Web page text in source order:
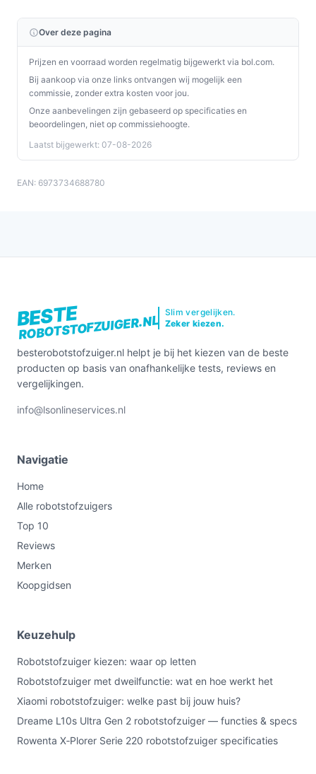
Over deze pagina
Prijzen en voorraad worden regelmatig bijgewerkt via bol.com.
Bij aankoop via onze links ontvangen wij mogelijk een
commissie, zonder extra kosten voor jou.
Onze aanbevelingen zijn gebaseerd op specificaties en
beoordelingen, niet op commissiehoogte.
Laatst bijgewerkt: 07-08-2026
EAN: 6973734688780
BESTE
ROBOTSTOFZUIGER.NL
Slim vergelijken.
Zeker kiezen.
besterobotstofzuiger.nl helpt je bij het kiezen van de beste
producten op basis van onafhankelijke tests, reviews en
vergelijkingen.
info@lsonlineservices.nl
Navigatie
Home
Alle robotstofzuigers
Top 10
Reviews
Merken
Koopgidsen
Keuzehulp
Robotstofzuiger kiezen: waar op letten
Robotstofzuiger met dweilfunctie: wat en hoe werkt het
Xiaomi robotstofzuiger: welke past bij jouw huis?
Dreame L10s Ultra Gen 2 robotstofzuiger — functies & specs
Rowenta X‑Plorer Serie 220 robotstofzuiger specificaties